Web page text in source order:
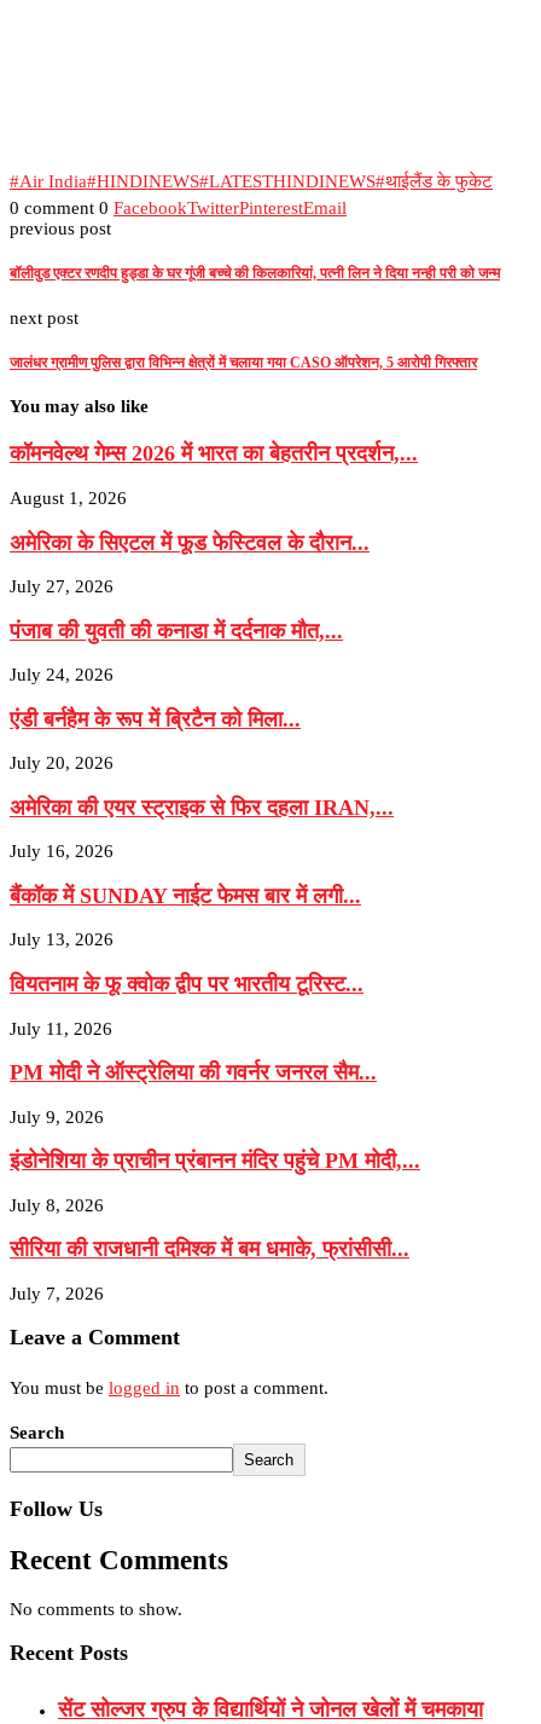
#Air India#HINDINEWS#LATESTHINDINEWS#थाईलैंड के फुकेट
0 comment 0 FacebookTwitterPinterestEmail
previous post
बॉलीवुड एक्टर रणदीप हुड्डा के घर गूंजी बच्चे की किलकारियां, पत्नी लिन ने दिया नन्ही परी को जन्म
next post
जालंधर ग्रामीण पुलिस द्वारा विभिन्न क्षेत्रों में चलाया गया CASO ऑपरेशन, 5 आरोपी गिरफ्तार
You may also like
कॉमनवेल्थ गेम्स 2026 में भारत का बेहतरीन प्रदर्शन,...
August 1, 2026
अमेरिका के सिएटल में फूड फेस्टिवल के दौरान...
July 27, 2026
पंजाब की युवती की कनाडा में दर्दनाक मौत,...
July 24, 2026
एंडी बर्नहैम के रूप में ब्रिटैन को मिला...
July 20, 2026
अमेरिका की एयर स्ट्राइक से फिर दहला IRAN,...
July 16, 2026
बैंकॉक में SUNDAY नाईट फेमस बार में लगी...
July 13, 2026
वियतनाम के फू क्वोक द्वीप पर भारतीय टूरिस्ट...
July 11, 2026
PM मोदी ने ऑस्ट्रेलिया की गवर्नर जनरल सैम...
July 9, 2026
इंडोनेशिया के प्राचीन प्रंबानन मंदिर पहुंचे PM मोदी,...
July 8, 2026
सीरिया की राजधानी दमिश्क में बम धमाके, फ्रांसीसी...
July 7, 2026
Leave a Comment
You must be logged in to post a comment.
Search
Search
Follow Us
Recent Comments
No comments to show.
Recent Posts
सेंट सोल्जर ग्रुप के विद्यार्थियों ने जोनल खेलों में चमकाया